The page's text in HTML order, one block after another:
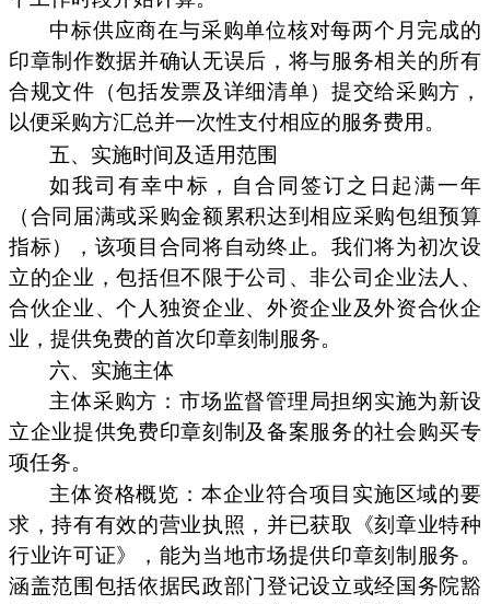
中标供应商在与采购单位核对每两个月完成的
印章制作数据并确认无误后，将与服务相关的所有
合规文件（包括发票及详细清单）提交给采购方，
以便采购方汇总并一次性支付相应的服务费用。
五、实施时间及适用范围
如我司有幸中标，自合同签订之日起满一年
（合同届满或采购金额累积达到相应采购包组预算
指标），该项目合同将自动终止。我们将为初次设
立的企业，包括但不限于公司、非公司企业法人、
合伙企业、个人独资企业、外资企业及外资合伙企
业，提供免费的首次印章刻制服务。
六、实施主体
主体采购方：市场监督管理局担纲实施为新设
立企业提供免费印章刻制及备案服务的社会购买专
项任务。
主体资格概览：本企业符合项目实施区域的要
求，持有有效的营业执照，并已获取《刻章业特种
行业许可证》，能为当地市场提供印章刻制服务。
涵盖范围包括依据民政部门登记设立或经国务院豁